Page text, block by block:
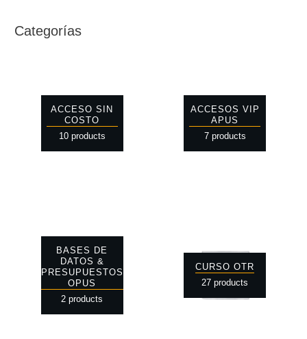
Categorías
ACCESO SIN
COSTO
10 products
ACCESOS VIP
APUS
7 products
BASES DE
DATOS &
PRESUPUESTOS
OPUS
2 products
CURSO OTR
27 products